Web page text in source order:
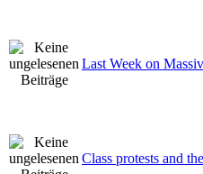
Last Week on
Class protests and